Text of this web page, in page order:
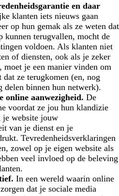
en daar
klanten iets nieuws gaan
op hun gemak als ze weten dat
kunnen terugvallen, mocht de
voldoen. Als klanten niet
of diensten, ook als je zeker
je een manier vinden om
ze terugkomen (en, nog
delen binnen hun netwerk).
online aanwezigheid. De
voordat ze jou hun klandizie
je website jouw
van je dienst en je
Tevredenheidsverklaringen
zowel op je eigen website als
veel invloed op de beleving
In een wereld waarin online
dat je sociale media